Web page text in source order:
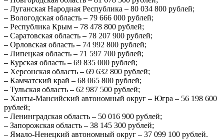
– Луганская Народная Республика – 80 034 800 рублей;
– Вологодская область – 79 666 000 рублей;
– Республика Крым – 78 478 800 рублей;
– Саратовская область – 78 207 900 рублей;
– Орловская область – 74 992 800 рублей;
– Липецкая область – 71 597 700 рублей;
– Курская область – 69 835 000 рублей;
– Херсонская область – 69 632 800 рублей;
– Камчатский край – 68 065 800 рублей;
– Тульская область – 62 987 500 рублей;
– Ханты-Мансийский автономный округ – Югра – 56 198 600
рублей;
– Ленинградская область – 50 016 900 рублей;
– Запорожская область – 38 145 300 рублей;
– Ямало-Ненецкий автономный округ – 37 099 100 рублей.